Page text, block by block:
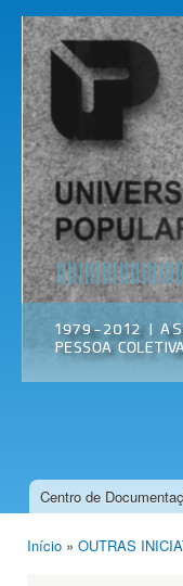
Popular do
Porto
Associação
Cultural
Menu principal
Centro de
Início » OUTRAS